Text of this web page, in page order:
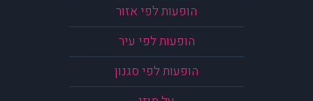
הופעות לפי אזור
הופעות לפי עיר
הופעות לפי סגנון